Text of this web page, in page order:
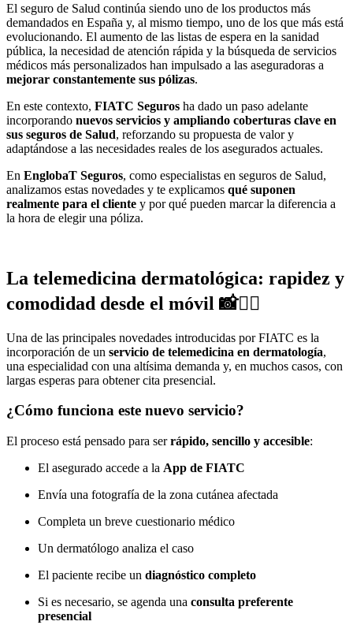
El seguro de Salud continúa siendo uno de los productos más
demandados en España y, al mismo tiempo, uno de los que más está
evolucionando. El aumento de las listas de espera en la sanidad
pública, la necesidad de atención rápida y la búsqueda de servicios
médicos más personalizados han impulsado a las aseguradoras a
mejorar constantemente sus pólizas.
En este contexto, FIATC Seguros ha dado un paso adelante
incorporando nuevos servicios y ampliando coberturas clave en
sus seguros de Salud, reforzando su propuesta de valor y
adaptándose a las necesidades reales de los asegurados actuales.
En EnglobaT Seguros, como especialistas en seguros de Salud,
analizamos estas novedades y te explicamos qué suponen
realmente para el cliente y por qué pueden marcar la diferencia a
la hora de elegir una póliza.
La telemedicina dermatológica: rapidez y
comodidad desde el móvil 📸👨‍⚕️
Una de las principales novedades introducidas por FIATC es la
incorporación de un servicio de telemedicina en dermatología,
una especialidad con una altísima demanda y, en muchos casos, con
largas esperas para obtener cita presencial.
¿Cómo funciona este nuevo servicio?
El proceso está pensado para serrápido, sencillo y accesible:
El asegurado accede a la App de FIATC
Envía una fotografía de la zona cutánea afectada
Completa un breve cuestionario médico
Un dermatólogo analiza el caso
El paciente recibe un diagnóstico completo
Si es necesario, se agenda una consulta preferente
presencial